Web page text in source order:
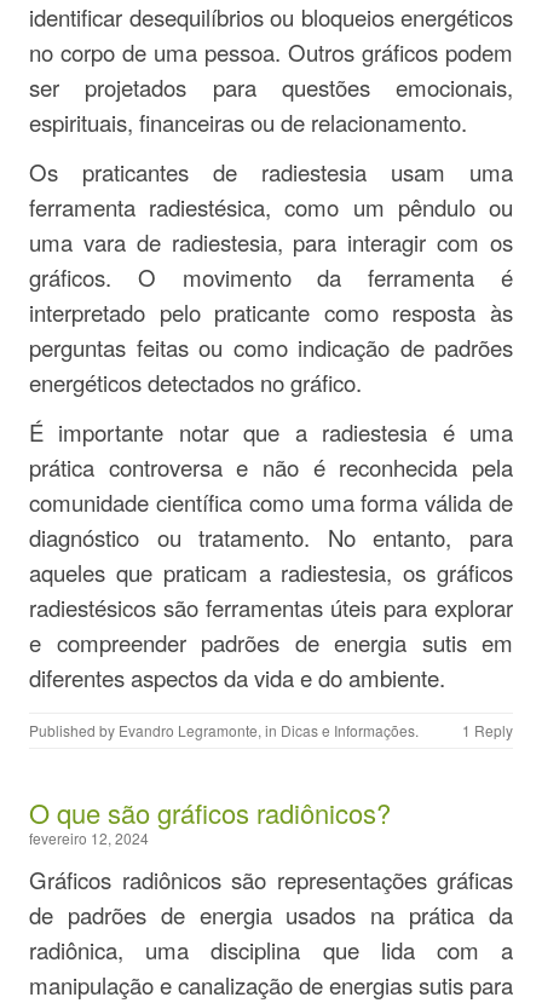
identificar desequilíbrios ou bloqueios energéticos
no corpo de uma pessoa. Outros gráficos podem
ser projetados para questões emocionais,
espirituais, financeiras ou de relacionamento.
Os praticantes de radiestesia usam uma
ferramenta radiestésica, como um pêndulo ou
uma vara de radiestesia, para interagir com os
gráficos. O movimento da ferramenta é
interpretado pelo praticante como resposta às
perguntas feitas ou como indicação de padrões
energéticos detectados no gráfico.
É importante notar que a radiestesia é uma
prática controversa e não é reconhecida pela
comunidade científica como uma forma válida de
diagnóstico ou tratamento. No entanto, para
aqueles que praticam a radiestesia, os gráficos
radiestésicos são ferramentas úteis para explorar
e compreender padrões de energia sutis em
diferentes aspectos da vida e do ambiente.
Published by Evandro Legramonte, in Dicas e Informações. 1 Reply
O que são gráficos radiônicos?
fevereiro 12, 2024
Gráficos radiônicos são representações gráficas
de padrões de energia usados na prática da
radiônica, uma disciplina que lida com a
manipulação e canalização de energias sutis para